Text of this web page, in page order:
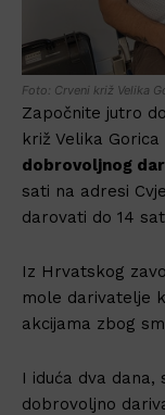
Foto: Crveni križ Velika
Započnite jutro
križ Velika Gorica
dobrovoljnog
sati na adresi
darovati do 14
Iz Hrvatskog
mole darivatelje
akcijama zbog
I iduća dva
dobrovoljno